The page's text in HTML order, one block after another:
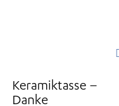
Keramiktasse –
Danke